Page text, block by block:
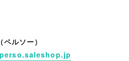
ルソー）